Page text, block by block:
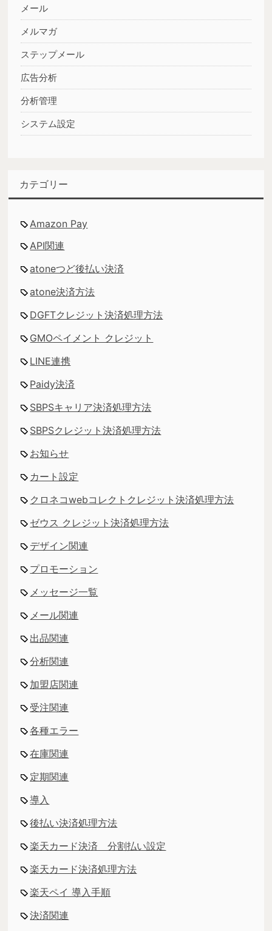
メール
メルマガ
ステップメール
広告分析
分析管理
システム設定
カテゴリー
Amazon Pay
API関連
atoneつど後払い決済
atone決済方法
DGFTクレジット決済処理方法
GMOペイメント クレジット
LINE連携
Paidy決済
SBPSキャリア決済処理方法
SBPSクレジット決済処理方法
お知らせ
カート設定
クロネコwebコレクトクレジット決済処理方法
ゼウス クレジット決済処理方法
デザイン関連
プロモーション
メッセージ一覧
メール関連
出品関連
分析関連
加盟店関連
受注関連
各種エラー
在庫関連
定期関連
導入
後払い決済処理方法
楽天カード決済 分割払い設定
楽天カード決済処理方法
楽天ペイ 導入手順
決済関連